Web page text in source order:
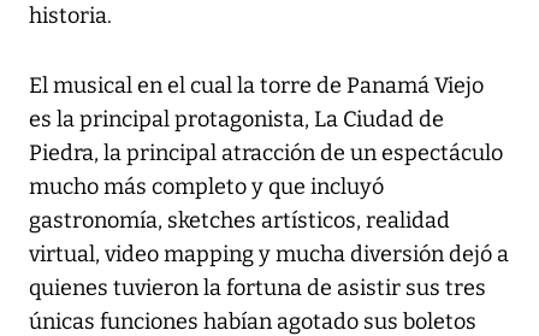
historia.
El musical en el cual la torre de Panamá Viejo
es la principal protagonista, La Ciudad de
Piedra, la principal atracción de un espectáculo
mucho más completo y que incluyó
gastronomía, sketches artísticos, realidad
virtual, video mapping y mucha diversión dejó a
quienes tuvieron la fortuna de asistir sus tres
únicas funciones habían agotado sus boletos